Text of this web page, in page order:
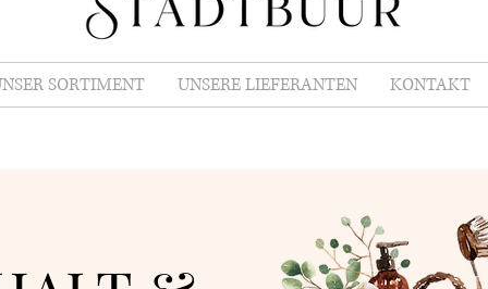
SORTIMENT UNSERE LIEFERANTEN KONTAKT